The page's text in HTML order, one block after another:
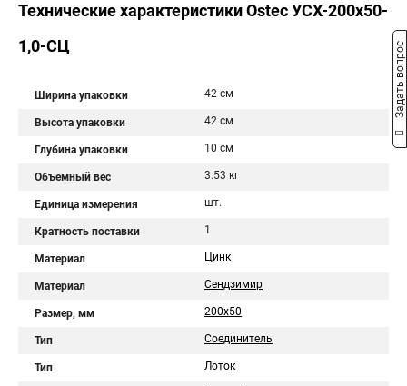
Технические характеристики Ostec УСХ-200х50-
1,0-СЦ
Ширина упаковки 42 см
Высота упаковки 42 см
Глубина упаковки 10 см
Объемный вес 3.53 кг
Единица измерения шт.
Кратность поставки 1
Материал Цинк
Материал Сендзимир
Размер, мм 200х50
Тип Соединитель
Тип Лоток
Задать вопрос